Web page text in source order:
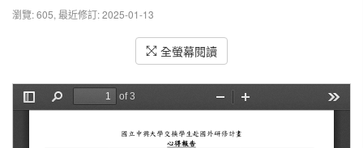
瀏覽: 605, 最近修訂: 2025-01-13
全螢幕閱讀